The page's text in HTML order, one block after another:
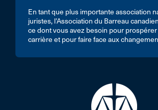
En tant que plus importante association
juristes, l’Association du Barreau
ce dont vous avez besoin pour
carrière et pour faire face aux